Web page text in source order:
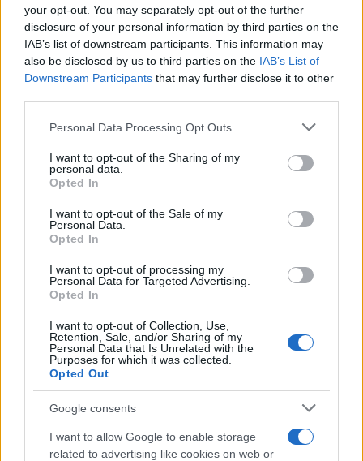
your opt-out. You may separately opt-out of the further
disclosure of your personal information by third parties on the
IAB’s list of downstream participants. This information may
also be disclosed by us to third parties on the IAB’s List of
Downstream Participants that may further disclose it to other
Please note that this website/app uses one or more Google
not limited to your visit or usage behaviour. You may click to
grant or deny consent to Google and its third-party tags to
use your data for below specified purposes in below Google
consent section.
Personal Data Processing Opt Outs
I want to opt-out of the Sharing of my
personal data.
Opted In
I want to opt-out of the Sale of my
Personal Data.
Opted In
I want to opt-out of processing my
Personal Data for Targeted Advertising.
Opted In
I want to opt-out of Collection, Use,
Retention, Sale, and/or Sharing of my
Personal Data that Is Unrelated with the
Purposes for which it was collected.
Opted Out
Google consents
I want to allow Google to enable storage
related to advertising like cookies on web or
Nuevo giro en el caso Yéremi Vargas:
desvelan el informe forense
El ‘caso Yéremi Vargas’, el niño desaparecido en 2007…
fallece durante un incendio en un hotel
Un bombero de la Generalitat pierde la vida…
CRÓNICA